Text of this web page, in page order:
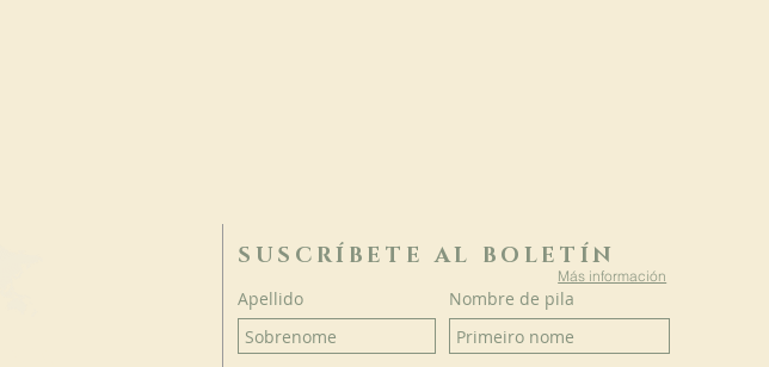
SUSCRÍBETE AL BOLETÍN
Más información
Apellido Nombre de pila